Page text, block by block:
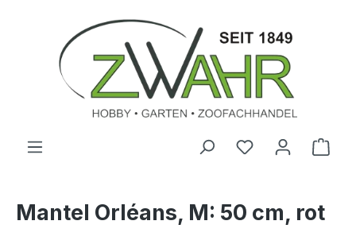
Zum Hauptinhalt springen
Mantel Orléans, M: 50 cm, rot